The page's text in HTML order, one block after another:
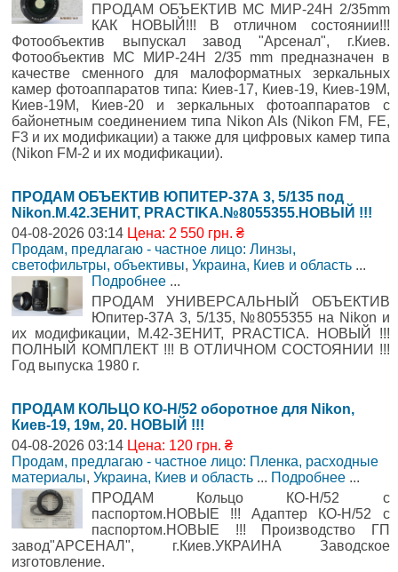
ПРОДАМ ОБЪЕКТИВ МС МИР-24Н 2/35mm
КАК НОВЫЙ!!! В отличном состоянии!!!
Фотообъектив выпускал завод "Арсенал", г.Киев.
Фотообъектив МС МИР-24Н 2/35 mm предназначен в
качестве сменного для малоформатных зеркальных
камер фотоаппаратов типа: Киев-17, Киев-19, Киев-19М,
Киев-19М, Киев-20 и зеркальных фотоаппаратов с
байонетным соединением типа Nikon AIs (Nikon FM, FE,
F3 и их модификации) а также для цифровых камер типа
(Nikon FM-2 и их модификации).
ПРОДАМ ОБЪЕКТИВ ЮПИТЕР-37А 3, 5/135 под
Nikon.М.42.ЗЕНИТ, PRACTIKA.№8055355.НОВЫЙ !!!
04-08-2026 03:14 Цена: 2 550 грн. ₴
Продам, предлагаю - частное лицо: Линзы,
светофильтры, объективы, Украина, Киев и область ...
Подробнее ...
ПРОДАМ УНИВЕРСАЛЬНЫЙ ОБЪЕКТИВ
Юпитер-37А 3, 5/135, №8055355 на Nikon и
их модификации, М.42-ЗЕНИТ, PRACTICA. НОВЫЙ !!!
ПОЛНЫЙ КОМПЛЕКТ !!! В ОТЛИЧНОМ СОСТОЯНИИ !!!
Год выпуска 1980 г.
ПРОДАМ КОЛЬЦО КО-Н/52 оборотное для Nikon,
Киев-19, 19м, 20. НОВЫЙ !!!
04-08-2026 03:14 Цена: 120 грн. ₴
Продам, предлагаю - частное лицо: Пленка, расходные
материалы, Украина, Киев и область ... Подробнее ...
ПРОДАМ Кольцо КО-Н/52 с
паспортом.НОВЫЕ !!! Адаптер КО-Н/52 с
паспортом.НОВЫЕ !!! Производство ГП
завод"АРСЕНАЛ", г.Киев.УКРАИНА Заводское
изготовление.